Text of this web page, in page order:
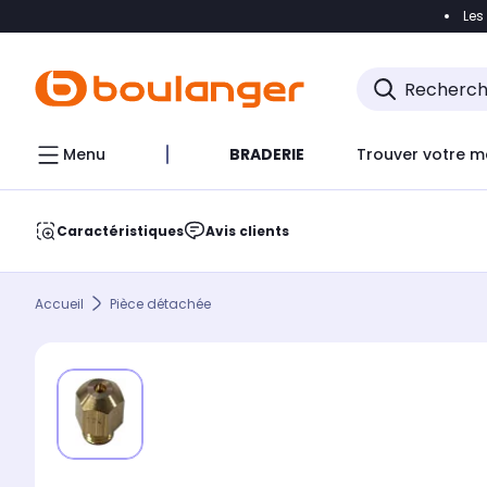
Accéder
Menu BRADERIE Trouver votre
Caractéristiques Avis clients
Accueil Pièce détachée